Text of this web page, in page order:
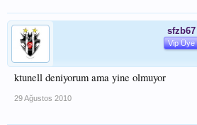
sfzb67
Vip Üye
ktunell deniyorum ama yine olmuyor
29 Ağustos 2010